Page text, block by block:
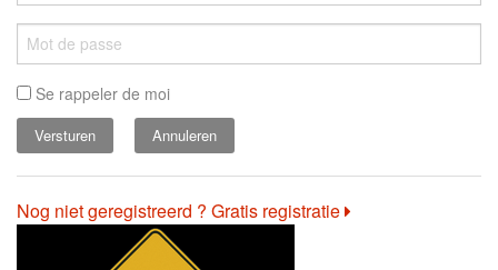
Se rappeler de moi
Annuleren
Nog niet geregistreerd ? Gratis registratie